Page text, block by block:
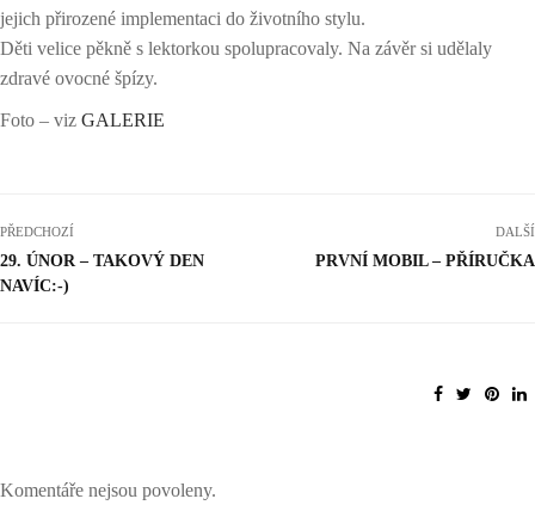
jejich přirozené implementaci do životního stylu.
Děti velice pěkně s lektorkou spolupracovaly. Na závěr si udělaly
zdravé ovocné špízy.
Foto – viz GALERIE
PŘEDCHOZÍ
29. ÚNOR – TAKOVÝ DEN
NAVÍC:-)
DALŠÍ
PRVNÍ MOBIL – PŘÍRUČKA
Komentáře nejsou povoleny.